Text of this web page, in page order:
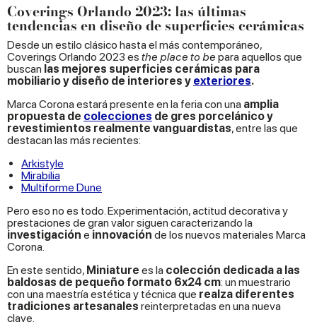
Coverings Orlando 2023: las últimas
tendencias en diseño de superficies cerámicas
Desde un estilo clásico hasta el más contemporáneo,
Coverings Orlando 2023 es the place to be para aquellos que
buscan las mejores superficies cerámicas para
mobiliario y diseño de interiores y exteriores.
Marca Corona estará presente en la feria con una amplia
propuesta de colecciones de gres porcelánico y
revestimientos realmente vanguardistas, entre las que
destacan las más recientes:
Arkistyle
Mirabilia
Multiforme Dune
Pero eso no es todo. Experimentación, actitud decorativa y
prestaciones de gran valor siguen caracterizando la
investigación e innovación de los nuevos materiales Marca
Corona.
En este sentido, Miniature es la colección dedicada a las
baldosas de pequeño formato 6x24 cm: un muestrario
con una maestría estética y técnica que realza diferentes
tradiciones artesanales reinterpretadas en una nueva
clave.